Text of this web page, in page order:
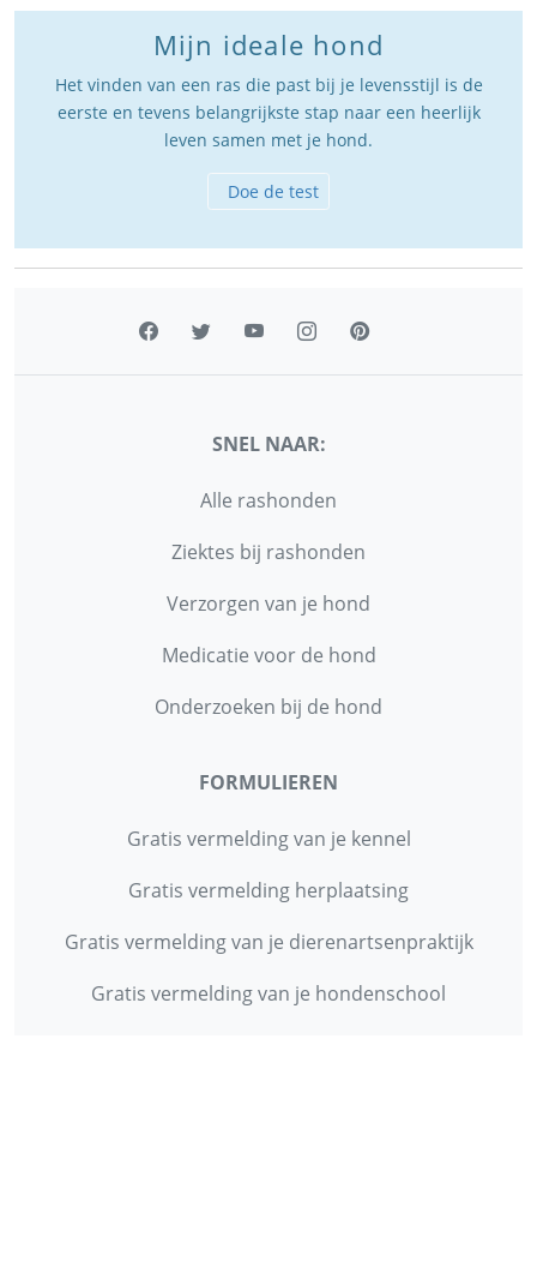
Mijn ideale hond
Het vinden van een ras die past bij je levensstijl is de
eerste en tevens belangrijkste stap naar een heerlijk
leven samen met je hond.
Doe de test
SNEL NAAR:
Alle rashonden
Ziektes bij rashonden
Verzorgen van je hond
Medicatie voor de hond
Onderzoeken bij de hond
FORMULIEREN
Gratis vermelding van je kennel
Gratis vermelding herplaatsing
Gratis vermelding van je dierenartsenpraktijk
Gratis vermelding van je hondenschool